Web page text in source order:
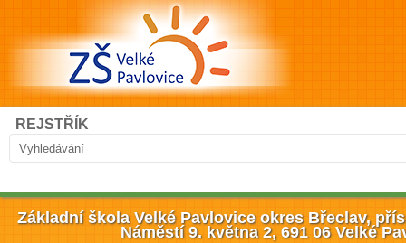
Přejít k hlavnímu obsahu
Vyhledávání
Hledat
REJSTŘÍK
Základní škola Velké Pavlovice okres Břeclav,
Náměstí 9. května 2, 691 06 Velké